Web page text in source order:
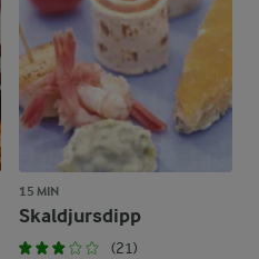
15 MIN
Skaldjursdipp
(21)